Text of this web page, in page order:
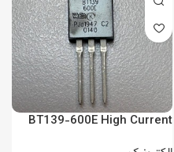
BT139-600E High Current